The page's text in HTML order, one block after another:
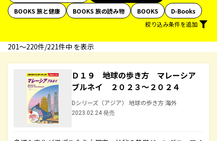
BOOKS 旅と健康
BOOKS 旅の読み物 BOOKS
D-Books
絞り込み条件を追加
201〜220件/221件中 を表示
Ｄ１９ 地球の歩き方 マレーシア
ブルネイ ２０２３～２０２４
Dシリーズ（アジア） 地球の歩き方 海外
2023.02.24 発売